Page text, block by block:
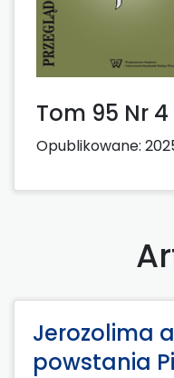
Tom 95 Nr
Opublikowane:
Jerozolima
powstania